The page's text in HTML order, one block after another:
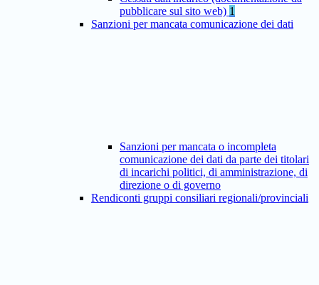
pubblicare sul sito web) 1
Sanzioni per mancata comunicazione dei dati
Sanzioni per mancata o incompleta
comunicazione dei dati da parte dei titolari
di incarichi politici, di amministrazione, di
direzione o di governo
Rendiconti gruppi consiliari regionali/provinciali